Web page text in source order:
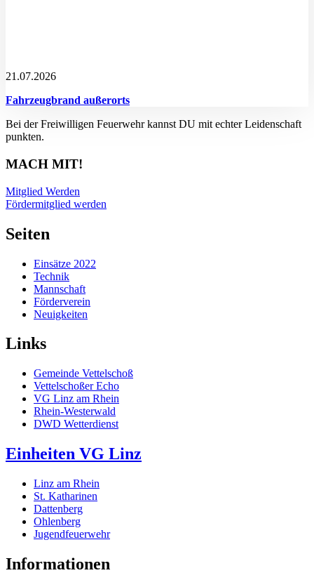
21.07.2026
Fahrzeugbrand außerorts
Bei der Freiwilligen Feuerwehr kannst DU mit echter Leidenschaft
punkten.
MACH MIT!
Mitglied Werden
Fördermitglied werden
Seiten
Einsätze 2022
Technik
Mannschaft
Förderverein
Neuigkeiten
Links
Gemeinde Vettelschoß
Vettelschoßer Echo
VG Linz am Rhein
Rhein-Westerwald
DWD Wetterdienst
Einheiten VG Linz
Linz am Rhein
St. Katharinen
Dattenberg
Ohlenberg
Jugendfeuerwehr
Informationen